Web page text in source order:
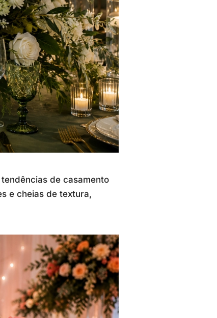
de casamento
e cheias de textura,